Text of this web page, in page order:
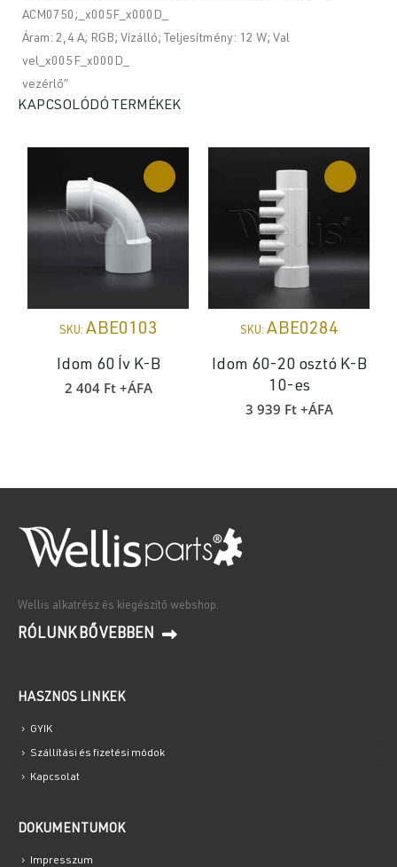
ACM0750;_x005F_x000D_
Áram: 2,4 A; RGB; Vízálló; Teljesítmény: 12 W; Val
vel_x005F_x000D_
vezérlő”
KAPCSOLÓDÓ TERMÉKEK
SKU: ABE0103
Idom 60 Ív K-B
2 404 Ft+ÁFA
SKU: ABE0284
Idom 60-20 osztó K-B
10-es
3 939 Ft+ÁFA
Wellis alkatrész és kiegészítő webshop.
RÓLUNK BŐVEBBEN
HASZNOS LINKEK
GYIK
Szállítási és fizetési módok
Kapcsolat
DOKUMENTUMOK
Impresszum